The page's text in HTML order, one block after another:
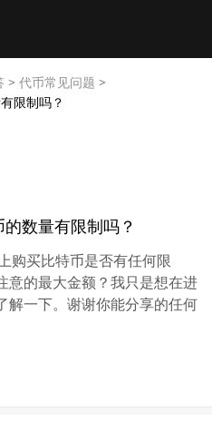
> 代币常见问题 >
限制吗？
数量有限制吗？
购买比特币是否有任何限
意的最大金额？我只是想在进
解一下。谢谢你能分享的任何